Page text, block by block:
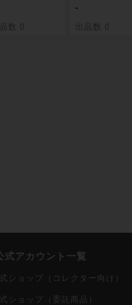
数 0
-
出品数 0
アカウント一覧
ショップ（コレクター向け）
ショップ（委託商品）